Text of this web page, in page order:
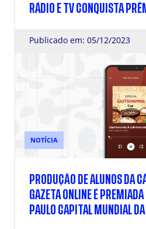
RÁDIO E TV CONQUISTA
Publicado em: 05/12/2023
NOTÍCIA
PRODUÇÃO DE ALUNOS DA
GAZETA ONLINE É
PAULO CAPITAL MUNDIAL